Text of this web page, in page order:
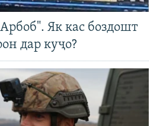
Як кас боздошт
дар куҷо?